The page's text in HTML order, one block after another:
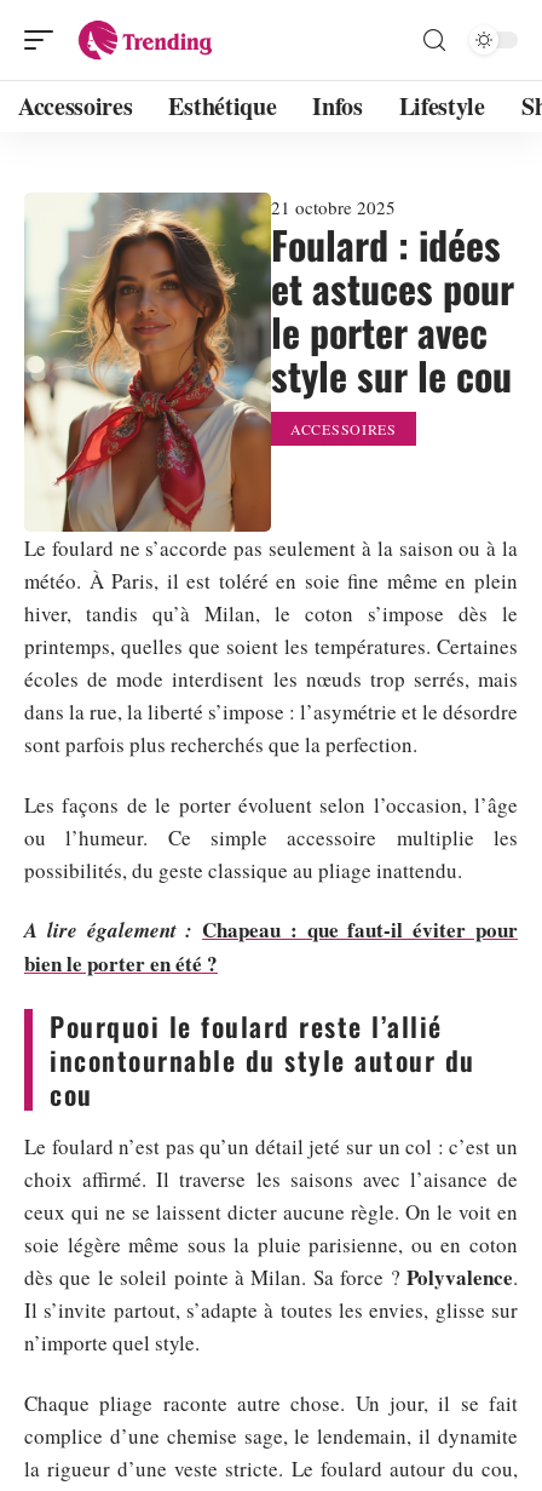
Accessoires Esthétique Infos Lifestyle
21 octobre 2025
Foulard : idées
et astuces pour
le porter avec
style sur le cou
ACCESSOIRES
Le foulard ne s’accorde pas seulement à la saison ou à la
météo. À Paris, il est toléré en soie fine même en plein
hiver, tandis qu’à Milan, le coton s’impose dès le
printemps, quelles que soient les températures. Certaines
écoles de mode interdisent les nœuds trop serrés, mais
dans la rue, la liberté s’impose : l’asymétrie et le désordre
sont parfois plus recherchés que la perfection.
Les façons de le porter évoluent selon l’occasion, l’âge
ou l’humeur. Ce simple accessoire multiplie les
possibilités, du geste classique au pliage inattendu.
A lire également : Chapeau : que faut-il éviter pour
bien le porter en été ?
Pourquoi le foulard reste l’allié
incontournable du style autour du
cou
Le foulard n’est pas qu’un détail jeté sur un col : c’est un
choix affirmé. Il traverse les saisons avec l’aisance de
ceux qui ne se laissent dicter aucune règle. On le voit en
soie légère même sous la pluie parisienne, ou en coton
dès que le soleil pointe à Milan. Sa force ? Polyvalence.
Il s’invite partout, s’adapte à toutes les envies, glisse sur
n’importe quel style.
Chaque pliage raconte autre chose. Un jour, il se fait
complice d’une chemise sage, le lendemain, il dynamite
la rigueur d’une veste stricte. Le foulard autour du cou,